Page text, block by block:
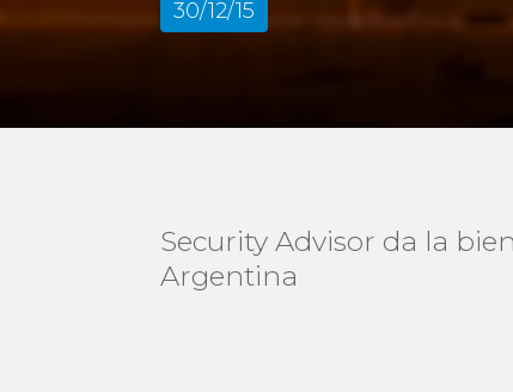
30/12/15
Security Advisor da la
Argentina